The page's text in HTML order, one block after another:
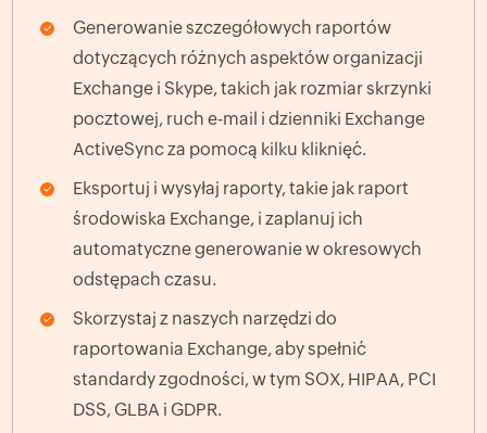
Generowanie szczegółowych raportów
dotyczących różnych aspektów organizacji
Exchange i Skype, takich jak rozmiar skrzynki
pocztowej, ruch e-mail i dzienniki Exchange
ActiveSync za pomocą kilku kliknięć.
Eksportuj i wysyłaj raporty, takie jak raport
środowiska Exchange, i zaplanuj ich
automatyczne generowanie w okresowych
odstępach czasu.
Skorzystaj z naszych narzędzi do
raportowania Exchange, aby spełnić
standardy zgodności, w tym SOX, HIPAA, PCI
DSS, GLBA i GDPR.